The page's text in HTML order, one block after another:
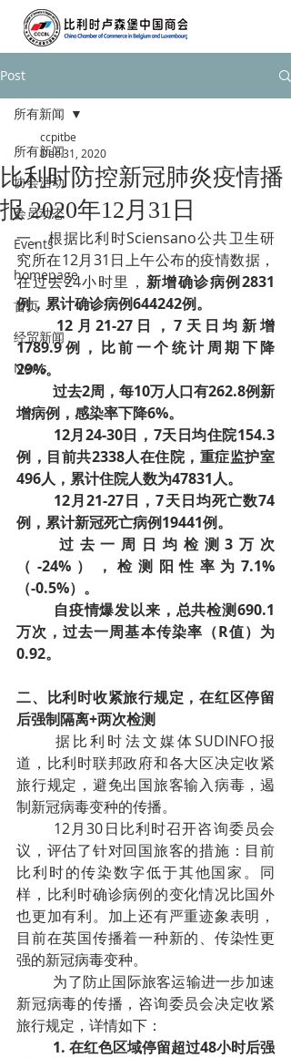
Post
所有新闻
协会活动
会员动态
Events
homepage
首页
经贸新闻
News
所有新闻
比利时防控新冠肺炎疫情播
报 2020年12月31日
ccpitbe
Dec 31, 2020
一、根据比利时Sciensano公共卫生研
究所在12月31日上午公布的疫情数据，
在过去24小时里， 新增确诊病例2831
例，累计确诊病例644242例。
12月21-27日，7天日均新增
1789.9例，比前一个统计周期下降
29%­。
过去2周，每10万人口有262.8例新
增病例，感染率下降6%。
12月24-30日，7天日均住院154.3
例，目前共2338人在住院，重症监护室
496人，累计住院人数为47831人。
12月21-27日，7天日均死亡数74
例，累计新冠死亡病例19441例。
过去一周日均检测3万次
（-24%），检测阳性率为7.1%
（-0.5%）。
自疫情爆发以来，总共检测690.1
万次，过去一周基本传染率（R值）为
0.92。
二、比利时收紧旅行规定，在红区停留
后强制隔离+两次检测
据比利时法文媒体SUDINFO报
道，比利时联邦政府和各大区决定收紧
旅行规定，避免出国旅客输入病毒，遏
制新冠病毒变种的传播。
12月30日比利时召开咨询委员会
议，评估了针对回国旅客的措施：目前
比利时的传染数字低于其他国家。同
样，比利时确诊病例的变化情况比国外
也更加有利。加上还有严重迹象表明，
目前在英国传播着一种新的、传染性更
强的新冠病毒变种。
为了防止国际旅客运输进一步加速
新冠病毒的传播，咨询委员会决定收紧
旅行规定，详情如下：
1. 在红色区域停留超过48小时后强